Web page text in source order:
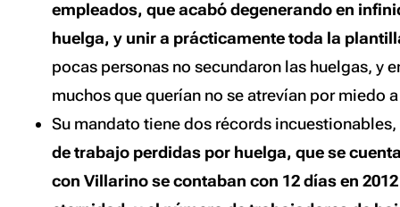
empleados, que acabó degenerando en
huelga, y unir a prácticamente toda la
pocas personas no secundaron las huelgas, y
muchos que querían no se atrevían por miedo
Su mandato tiene dos récords incuestionables,
de trabajo perdidas por huelga, que se
con Villarino se contaban con 12 días en